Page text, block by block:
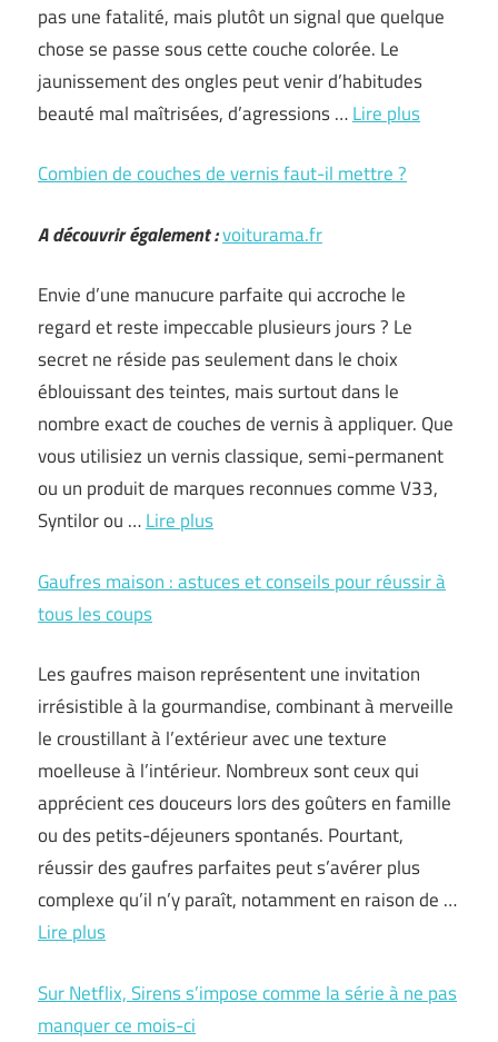
pas une fatalité, mais plutôt un signal que quelque
chose se passe sous cette couche colorée. Le
jaunissement des ongles peut venir d’habitudes
beauté mal maîtrisées, d’agressions …Lire plus
Combien de couches de vernis faut-il mettre ?
A découvrir également :voiturama.fr
Envie d’une manucure parfaite qui accroche le
regard et reste impeccable plusieurs jours ? Le
secret ne réside pas seulement dans le choix
éblouissant des teintes, mais surtout dans le
nombre exact de couches de vernis à appliquer. Que
vous utilisiez un vernis classique, semi-permanent
ou un produit de marques reconnues comme V33,
Syntilor ou …Lire plus
Gaufres maison : astuces et conseils pour réussir à
tous les coups
Les gaufres maison représentent une invitation
irrésistible à la gourmandise, combinant à merveille
le croustillant à l’extérieur avec une texture
moelleuse à l’intérieur. Nombreux sont ceux qui
apprécient ces douceurs lors des goûters en famille
ou des petits-déjeuners spontanés. Pourtant,
réussir des gaufres parfaites peut s’avérer plus
complexe qu’il n’y paraît, notamment en raison de …
Lire plus
Sur Netflix, Sirens s’impose comme la série à ne pas
manquer ce mois-ci